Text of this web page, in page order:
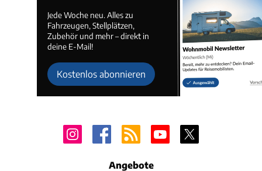
Jede Woche neu. Alles zu
Fahrzeugen, Stellplätzen,
Zubehör und mehr – direkt in
deine E-Mail!
Kostenlos abonnieren
Angebote